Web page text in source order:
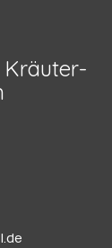
Kräuter-